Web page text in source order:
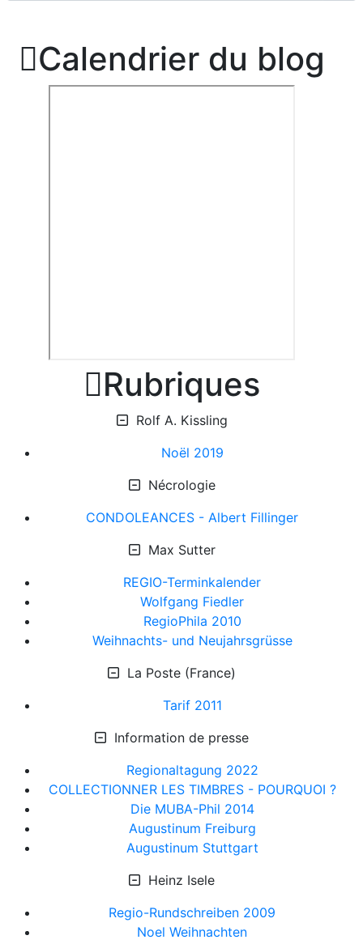
Calendrier du blog
Rubriques
Rolf A. Kissling
Noël 2019
Nécrologie
CONDOLEANCES - Albert Fillinger
Max Sutter
REGIO-Terminkalender
Wolfgang Fiedler
RegioPhila 2010
Weihnachts- und Neujahrsgrüsse
La Poste (France)
Tarif 2011
Information de presse
Regionaltagung 2022
COLLECTIONNER LES TIMBRES - POURQUOI ?
Die MUBA-Phil 2014
Augustinum Freiburg
Augustinum Stuttgart
Heinz Isele
Regio-Rundschreiben 2009
Noel Weihnachten